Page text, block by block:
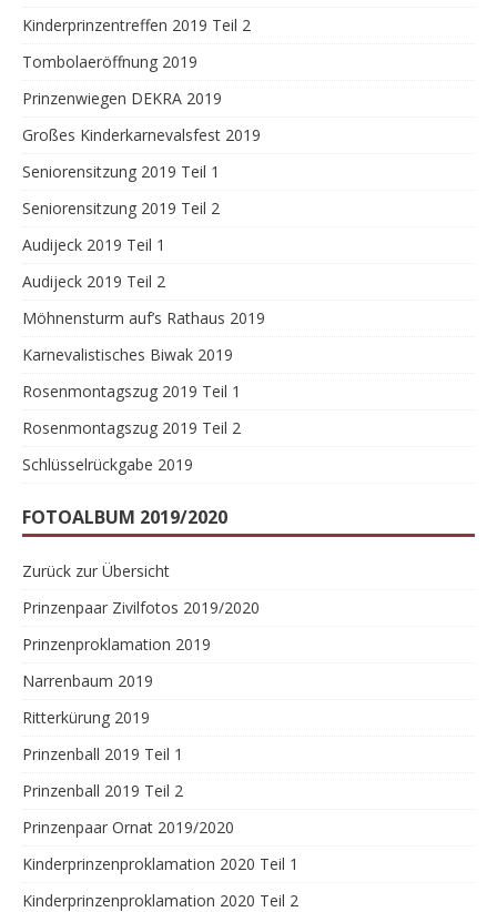
Kinderprinzentreffen 2019 Teil 2
Tombolaeröffnung 2019
Prinzenwiegen DEKRA 2019
Großes Kinderkarnevalsfest 2019
Seniorensitzung 2019 Teil 1
Seniorensitzung 2019 Teil 2
Audijeck 2019 Teil 1
Audijeck 2019 Teil 2
Möhnensturm auf’s Rathaus 2019
Karnevalistisches Biwak 2019
Rosenmontagszug 2019 Teil 1
Rosenmontagszug 2019 Teil 2
Schlüsselrückgabe 2019
FOTOALBUM 2019/2020
Zurück zur Übersicht
Prinzenpaar Zivilfotos 2019/2020
Prinzenproklamation 2019
Narrenbaum 2019
Ritterkürung 2019
Prinzenball 2019 Teil 1
Prinzenball 2019 Teil 2
Prinzenpaar Ornat 2019/2020
Kinderprinzenproklamation 2020 Teil 1
Kinderprinzenproklamation 2020 Teil 2